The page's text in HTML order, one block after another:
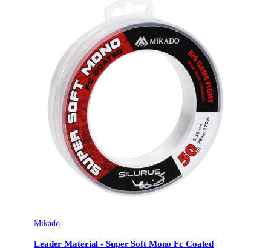
Mikado
Leader Material - Super Soft Mono Fc Coated